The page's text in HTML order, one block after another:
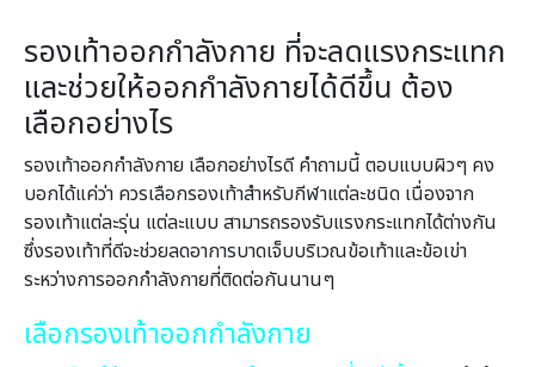
รองเท้าออกกำลังกาย ที่จะลดแรงกระแทก
และช่วยให้ออกกำลังกายได้ดีขึ้น ต้อง
เลือกอย่างไร
รองเท้าออกกำลังกาย เลือกอย่างไรดี คำถามนี้ ตอบแบบผิวๆ คง
บอกได้แค่ว่า ควรเลือกรองเท้าสําหรับกีฬาแต่ละชนิด เนื่องจาก
รองเท้าแต่ละรุ่น แต่ละแบบ สามารถรองรับแรงกระแทกได้ต่างกัน
ซึ่งรองเท้าที่ดีจะช่วยลดอาการบาดเจ็บบริเวณข้อเท้าและข้อเข่า
ระหว่างการออกกำลังกายที่ติดต่อกันนานๆ
เลือกรองเท้าออกกำลังกาย